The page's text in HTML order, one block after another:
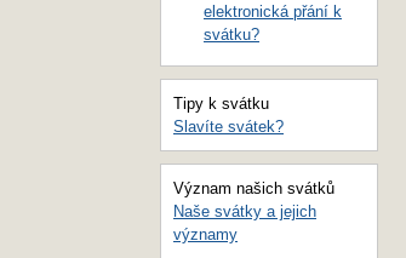
elektronická přání k
svátku?
Tipy k svátku
Slavíte svátek?
Význam našich svátků
Naše svátky a jejich
významy